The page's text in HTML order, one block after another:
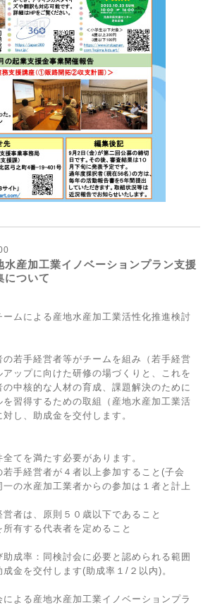
水産加工業イノベーションプラン支援
について
ームによる産地水産加工業活性化推進検討
の若手経営者等がチームを組み（若手経営
ップに向けた研修の場づくりと、これを
中核的な人材の育成、課題解決のために
を習得するための取組（産地水産加工業活
し、助成金を交付します。
てを満たす必要があります。
若手経営者が４者以上参加すること(子会
の水産加工業者からの参加は１者と計上
営者は、原則５０歳以下であること
所有する代表者を定めること
成率：同検討会に必要と認められる範囲
金を交付します(助成率１/２以内)。
による産地水産加工業イノベーションプラ